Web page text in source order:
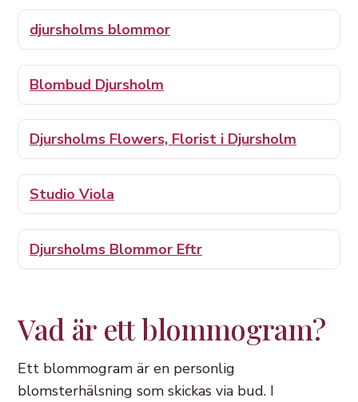
djursholms blommor
Blombud Djursholm
Djursholms Flowers, Florist i Djursholm
Studio Viola
Djursholms Blommor Eftr
Vad är ett blommogram?
Ett blommogram är en personlig
blomsterhälsning som skickas via bud. I